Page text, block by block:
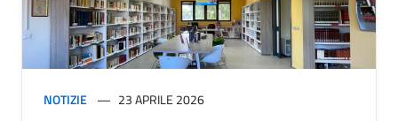
NOTIZIE 23 APRILE 2026